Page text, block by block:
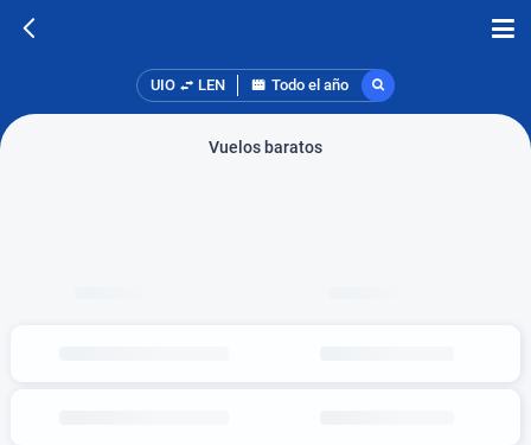
UIO LEN Todo el año
Vuelos baratos